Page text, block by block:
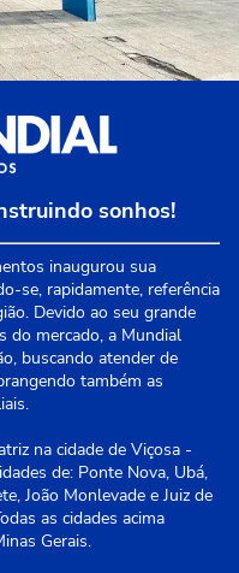
sonhos!
inaugurou sua
se, rapidamente, referência
Devido ao seu grande
do mercado, a Mundial
buscando atender de
também as
na cidade de Viçosa -
de: Ponte Nova, Ubá,
João Monlevade e Juiz de
as cidades acima
Gerais.